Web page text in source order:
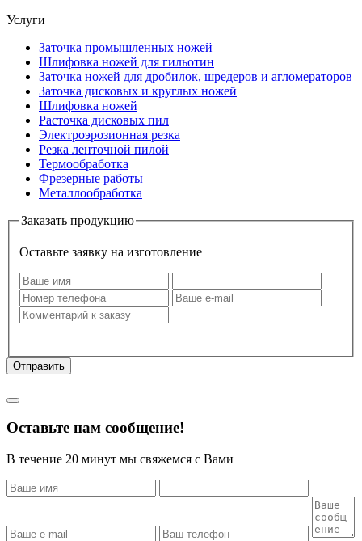
Услуги
Заточка промышленных ножей
Шлифовка ножей для гильотин
Заточка ножей для дробилок, шредеров и агломераторов
Заточка дисковых и круглых ножей
Шлифовка ножей
Расточка дисковых пил
Электроэрозионная резка
Резка ленточной пилой
Термообработка
Фрезерные работы
Металлообработка
Заказать продукцию
Оставьте заявку на изготовление
Отправить
Оставьте нам сообщение!
В течение 20 минут мы свяжемся с Вами